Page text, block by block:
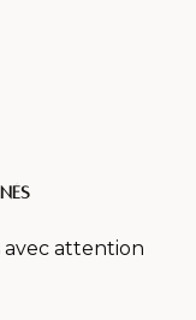
avec attention